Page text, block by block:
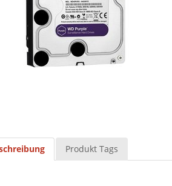
Produkt Tags